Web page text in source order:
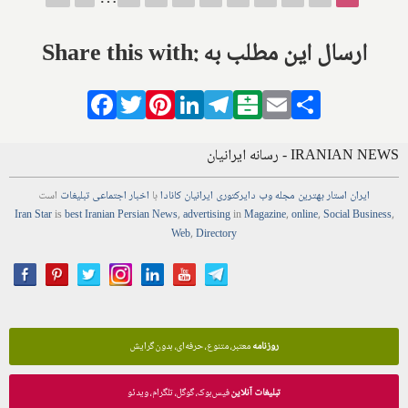
Share this with: ارسال این مطلب به
Facebook
TwitterPinterestLinkedIn
Telegram
Balatarin
Email
IRANIAN NEWS - رسانه ایرانیان
ایران استاربهترین مجلهوب دایرکتوری ایرانیان کانادابا اخباراجتماعیتبلیغات است
Iran Starisbest Iranian PersianNews,advertisinginMagazine,online,Social Business,
Web,Directory
روزنامهمعتبر، متنوع، حرفه‌ای، بدون گرایش
تبلیغات آنلاینفیس‌بوک، گوگل، تلگرام، ویدئو